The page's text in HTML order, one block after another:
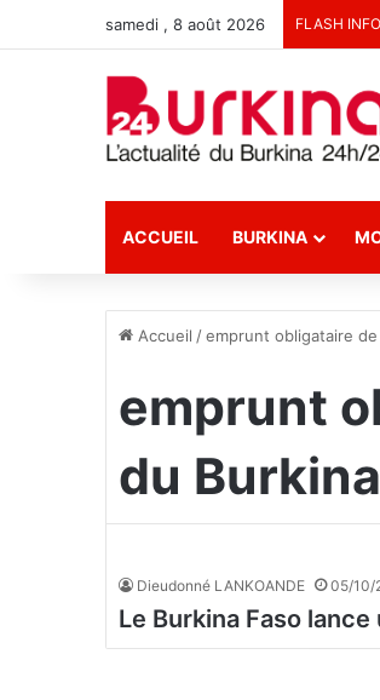
samedi , 8 août 2026 FLASH
ACCUEIL BURKINA
Accueil /emprunt obligataire
emprunt
du Burkina
Dieudonné LANKOANDE 05/10/
Le Burkina Faso